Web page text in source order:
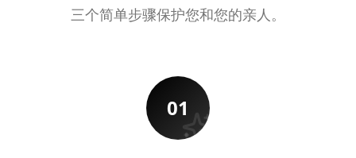
三个简单步骤保护您和您的亲人。
01